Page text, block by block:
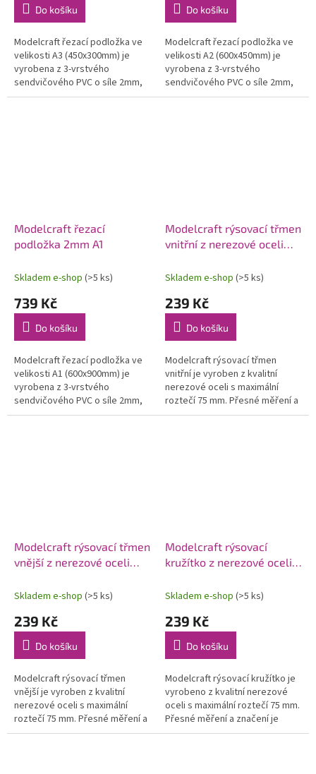
Do košíku
Modelcraft řezací podložka ve
velikosti A3 (450x300mm) je
vyrobena z 3-vrstvého
sendvičového PVC o síle 2mm,
ve kterém neznikají trhliny ani
Do košíku
Modelcraft řezací podložka ve
velikosti A2 (600x450mm) je
vyrobena z 3-vrstvého
sendvičového PVC o síle 2mm,
ve kterém neznikají trhliny ani
Modelcraft řezací
podložka 2mm A1
Skladem e-shop (>5 ks)
739 Kč
Do košíku
Modelcraft řezací podložka ve
velikosti A1 (600x900mm) je
vyrobena z 3-vrstvého
sendvičového PVC o síle 2mm,
ve kterém neznikají trhliny ani
Modelcraft rýsovací třmen
vnitřní z nerezové oceli
Skladem e-shop (>5 ks)
239 Kč
Do košíku
Modelcraft rýsovací třmen
vnitřní je vyroben z kvalitní
nerezové oceli s maximální
roztečí 75 mm. Přesné měření a
značení je základem úspěchu při
Modelcraft rýsovací třmen
vnější z nerezové oceli
Skladem e-shop (>5 ks)
239 Kč
Do košíku
Modelcraft rýsovací třmen
vnější je vyroben z kvalitní
nerezové oceli s maximální
roztečí 75 mm. Přesné měření a
značení je základem úspěchu při
Modelcraft rýsovací
kružítko z nerezové oceli
Skladem e-shop (>5 ks)
239 Kč
Do košíku
Modelcraft rýsovací kružítko je
vyrobeno z kvalitní nerezové
oceli s maximální roztečí 75 mm.
Přesné měření a značení je
základem úspěchu při pracích,